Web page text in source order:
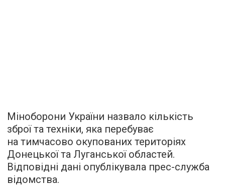
Міноборони України назвало кількість
зброї та техніки, яка перебуває
на тимчасово окупованих територіях
Донецької та Луганської областей.
Відповідні дані опублікувала прес-служба
відомства.